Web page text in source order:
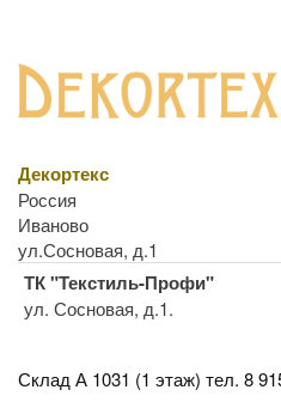
Декортекс
Россия
Иваново
ул.Сосновая, д.1
ТК "Текстиль-Профи"
ул. Сосновая, д.1.
Склад А 1031 (1 этаж) тел. 8